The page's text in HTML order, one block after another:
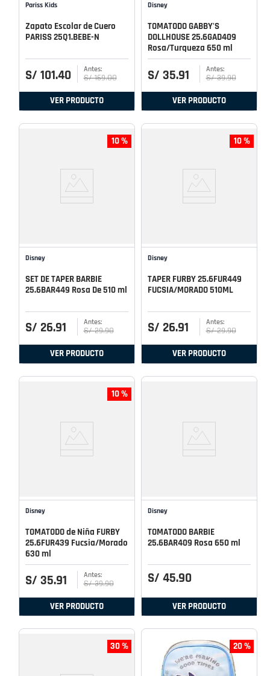
Pariss Kids
Zapato Escolar de Cuero
PARISS 25Q1.BEBE-N
S/ 101.40 S/ 169.00
VER PRODUCTO
Disney
TOMATODO GABBY'S
DOLLHOUSE 25.6GAD409
Rosa/Turqueza 650 ml
S/ 35.91 S/ 39.90
VER PRODUCTO
10 %
Disney
SET DE TAPER BARBIE
25.6BAR449 Rosa De 510 ml
S/ 26.91 S/ 29.90
VER PRODUCTO
10 %
Disney
TAPER FURBY 25.6FUR449
FUCSIA/MORADO 510ML
S/ 26.91 S/ 29.90
VER PRODUCTO
10 %
Disney
TOMATODO de Niña FURBY
25.6FUR439 Fucsia/Morado
630 ml
S/ 35.91 S/ 39.90
VER PRODUCTO
Disney
TOMATODO BARBIE
25.6BAR409 Rosa 650 ml
S/ 45.90
VER PRODUCTO
30 % 20 %